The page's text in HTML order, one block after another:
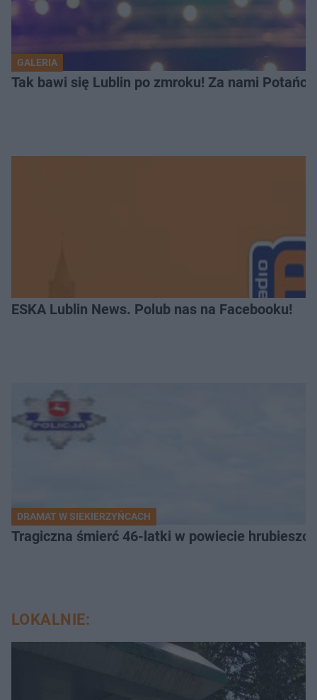
GALERIA
Tak bawi się Lublin po zmroku! Za nami
ESKA Lublin News. Polub nas na Facebooku!
DRAMAT W SIEKIERZYŃCACH
Tragiczna śmierć 46-latki w powiecie
LOKALNIE: